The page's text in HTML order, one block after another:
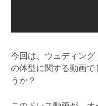
今回は、ウェディン
の体型に関する動画で
うか？